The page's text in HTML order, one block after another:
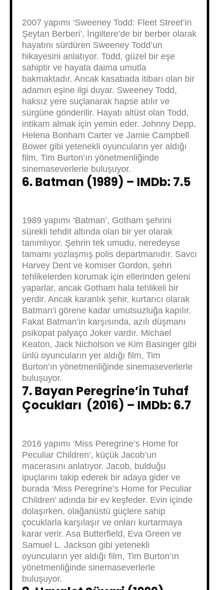
2007 yapımı ‘Sweeney Todd: Fleet Street’in
Şeytan Berberi’, İngiltere’de bir berber olarak
hayatını sürdüren Sweeney Todd’un
hikayesini anlatıyor. Todd, güzel bir eşe
sahiptir ve hayata daima umutla
bakmaktadır. Ancak kasabada itibarı olan bir
adamın eşine ilgi duyar. Sweeney Todd,
haksız yere suçlanarak hapse atılır ve
sürgüne gönderilir. Hayatı altüst olan Todd,
intikam almak için yemin eder. Johnny Depp,
Helena Bonham Carter ve Jamie Campbell
Bower gibi yetenekli oyuncuların yer aldığı
film, Tim Burton’ın yönetmenliğinde
sinemaseverlerle buluşuyor.
6. Batman (1989) – IMDb: 7.5
1989 yapımı ‘Batman’, Gotham şehrini
sürekli tehdit altında olan bir yer olarak
tanımlıyor. Şehrin tek umudu, neredeyse
tamamı yozlaşmış polis departmanıdır. Savcı
Harvey Dent ve komiser Gordon, şehri
tehlikelerden korumak için ellerinden geleni
yaparlar, ancak Gotham hala tehlikeli bir
yerdir. Ancak karanlık şehir, kurtarıcı olarak
Batman’i görene kadar umutsuzluğa kapılır.
Fakat Batman’in karşısında, azılı düşmanı
psikopat palyaço Joker vardır. Michael
Keaton, Jack Nicholson ve Kim Basinger gibi
ünlü oyuncuların yer aldığı film, Tim
Burton’ın yönetmenliğinde sinemaseverlerle
buluşuyor.
7. Bayan Peregrine’in Tuhaf
Çocukları (2016) – IMDb: 6.7
2016 yapımı ‘Miss Peregrine’s Home for
Peculiar Children’, küçük Jacob’un
macerasını anlatıyor. Jacob, bulduğu
ipuçlarını takip ederek bir adaya gider ve
burada ‘Miss Peregrine’s Home for Peculiar
Children’ adında bir ev keşfeder. Evin içinde
dolaşırken, olağanüstü güçlere sahip
çocuklarla karşılaşır ve onları kurtarmaya
karar verir. Asa Butterfield, Eva Green ve
Samuel L. Jackson gibi yetenekli
oyuncuların yer aldığı film, Tim Burton’ın
yönetmenliğinde sinemaseverlerle
buluşuyor.